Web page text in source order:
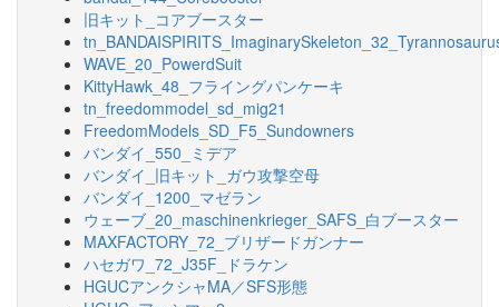
旧キット_コアブースター
WAVE_20_PowerdSuit
KittyHawk_48_フライングパンケーキ
tn_freedommodel_sd_mig21
FreedomModels_SD_F5_Sundowners
バンダイ_550_ミデア
バンダイ_旧キット_ガウ攻撃空母
バンダイ_1200_マゼラン
ウェーブ_20_maschinenkrieger_SAFS_白ブースター
MAXFACTORY_72_ブリザードガンナー
ハセガワ_72_J35F_ドラケン
HGUCアンクシャMA／SFS形態